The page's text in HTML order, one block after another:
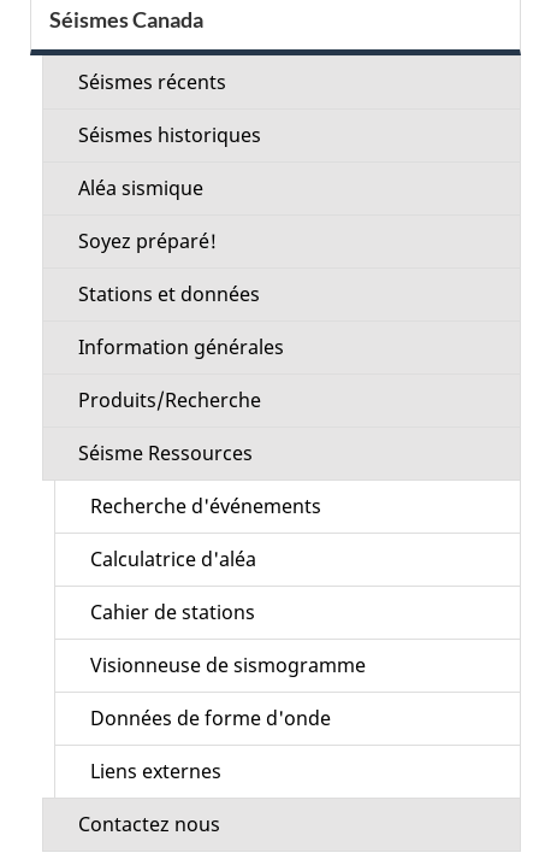
de
Séismes Canada
Séismes récents
Séismes historiques
Aléa sismique
Soyez préparé!
Stations et données
Information générales
Produits/Recherche
Séisme Ressources
Recherche d'événements
Calculatrice d'aléa
Cahier de stations
Visionneuse de sismogramme
Données de forme d'onde
Liens externes
Contactez nous